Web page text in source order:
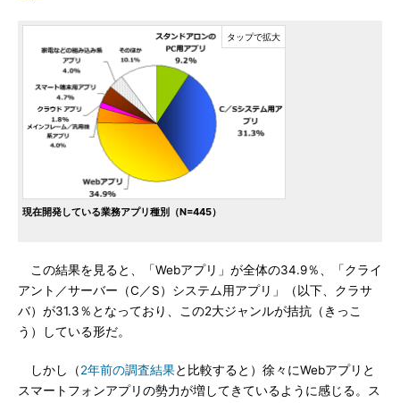
現在開発している業務アプリ種別（N=445）
この結果を見ると、「Webアプリ」が全体の34.9％、「クライ
アント／サーバー（C／S）システム用アプリ」（以下、クラサ
バ）が31.3％となっており、この2大ジャンルが拮抗（きっこ
う）している形だ。
しかし（2年前の調査結果と比較すると）徐々にWebアプリと
スマートフォンアプリの勢力が増してきているように感じる。ス